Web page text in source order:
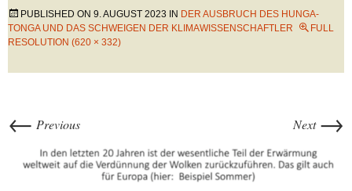
PUBLISHED ON 9. AUGUST 2023 IN DER AUSBRUCH DES HUNGA-
TONGA UND DAS SCHWEIGEN DER KLIMAWISSENSCHAFTLER
FULL
RESOLUTION (620 × 332)
← Previous Next →